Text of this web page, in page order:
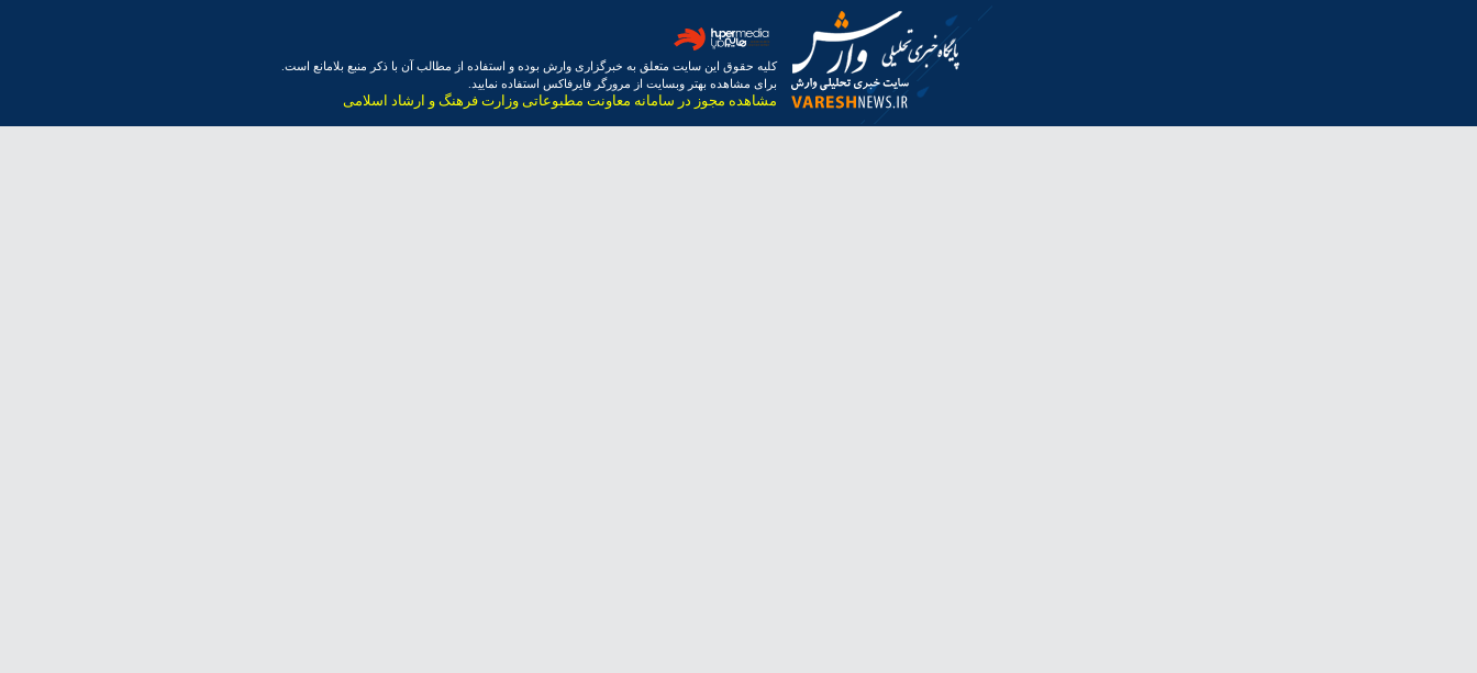
کلیه حقوق این سایت متعلق به خبرگزاری وارش بوده و استفاده از مطالب آن با ذکر منبع بلامانع است.
برای مشاهده بهتر وبسایت از مرورگر فایرفاکس استفاده نمایید.
مشاهده مجوز در سامانه معاونت مطبوعاتی وزارت فرهنگ و ارشاد اسلامی